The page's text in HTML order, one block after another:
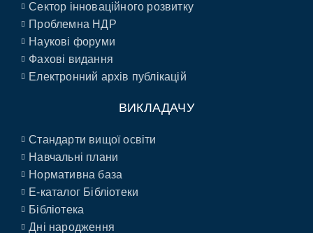
Сектор інноваційного розвитку
Проблемна НДР
Наукові форуми
Фахові видання
Електронний архів публікацій
ВИКЛАДАЧУ
Стандарти вищої освіти
Навчальні плани
Нормативна база
E-каталог Бібліотеки
Бібліотека
Дні народження